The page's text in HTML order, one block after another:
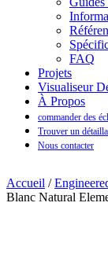
FAQ
Projets
Visualiseur
À Propos
commander des
Trouver un
Nous contacter
Accueil /
Blanc Natural